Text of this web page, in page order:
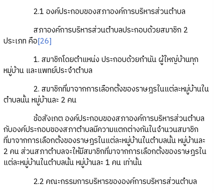
2.1 องค์ประกอบของสภาองค์การบริหารส่วนตำบล
สภาองค์การบริหารส่วนตำบลประกอบด้วยสมาชิก 2
ประเภท คือ[26]
1. สมาชิกโดยตำแหน่ง ประกอบด้วยกำนัน ผู้ใหญ่บ้านทุก
หมู่บ้าน และแพทย์ประจำตำบล
2. สมาชิกที่มาจากการเลือกตั้งของราษฎรในแต่ละหมู่บ้านใน
ตำบลนั้น หมู่บ้านละ 2 คน
ข้อสังเกต องค์ประกอบของสภาองค์การบริหารส่วนตำบล
กับองค์ประกอบของสภาตำบลมีความแตกต่างกันในจำนวนสมาชิก
ที่มาจากการเลือกตั้งของราษฎรในแต่ละหมู่บ้านในตำบลนั้น หมู่บ้านละ
2 คน ส่วนสภาตำบลจะให้มีสมาชิกที่มาจากการเลือกตั้งของราษฎรใน
แต่ละหมู่บ้านในตำบลนั้น หมู่บ้านละ 1 คน เท่านั้น
2.2 คณะกรรมการบริหารขององค์การบริหารส่วนตำบล